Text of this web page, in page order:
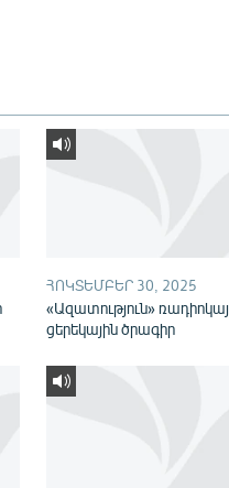
ՀՈԿՏԵՄԲԵՐ 30, 2025
«Ազատություն»
ցերեկային ծրագիր